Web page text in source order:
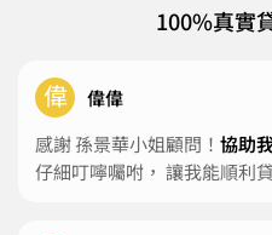
100%真實
偉
偉偉
感謝 孫景華小姐顧問！ 協助
仔細叮嚀囑咐， 讓我能順利